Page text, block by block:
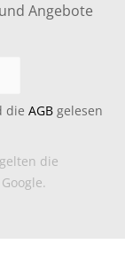
Angebote
die AGB gelesen
die